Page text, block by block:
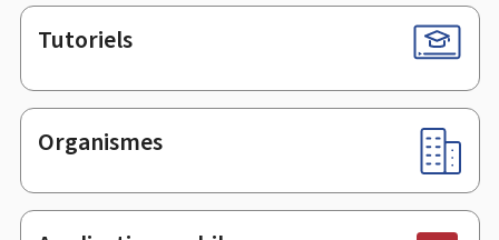
Tutoriels
Organismes